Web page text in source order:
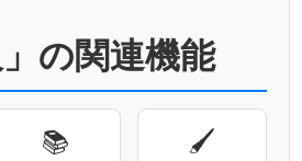
」の関連機能
📚 🖌